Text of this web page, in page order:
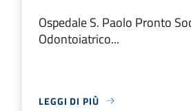
Ospedale S. Paolo Pronto
Odontoiatrico...
LEGGI DI PIÙ